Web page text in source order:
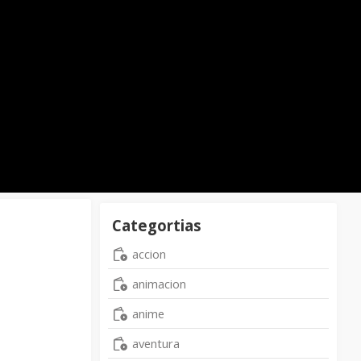
Categortias
accion
animacion
anime
aventura